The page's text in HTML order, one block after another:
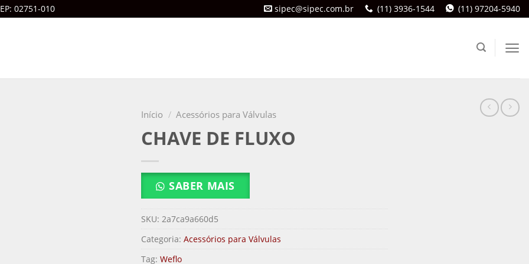
02751-010 sipec@sipec.com.br (11) 3936-1544 (11) 97204-5940
Início / Acessórios para Válvulas
CHAVE DE FLUXO
SABER MAIS
SKU: 2a7ca9a660d5
Categoria: Acessórios para Válvulas
Tag: Weflo